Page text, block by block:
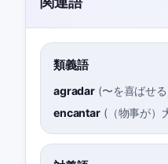
類義語
agradar (〜を喜ばせる
encantar(（物事が）